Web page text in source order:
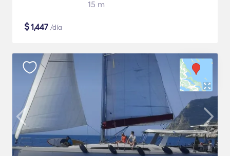
15 m
$1,447 /día